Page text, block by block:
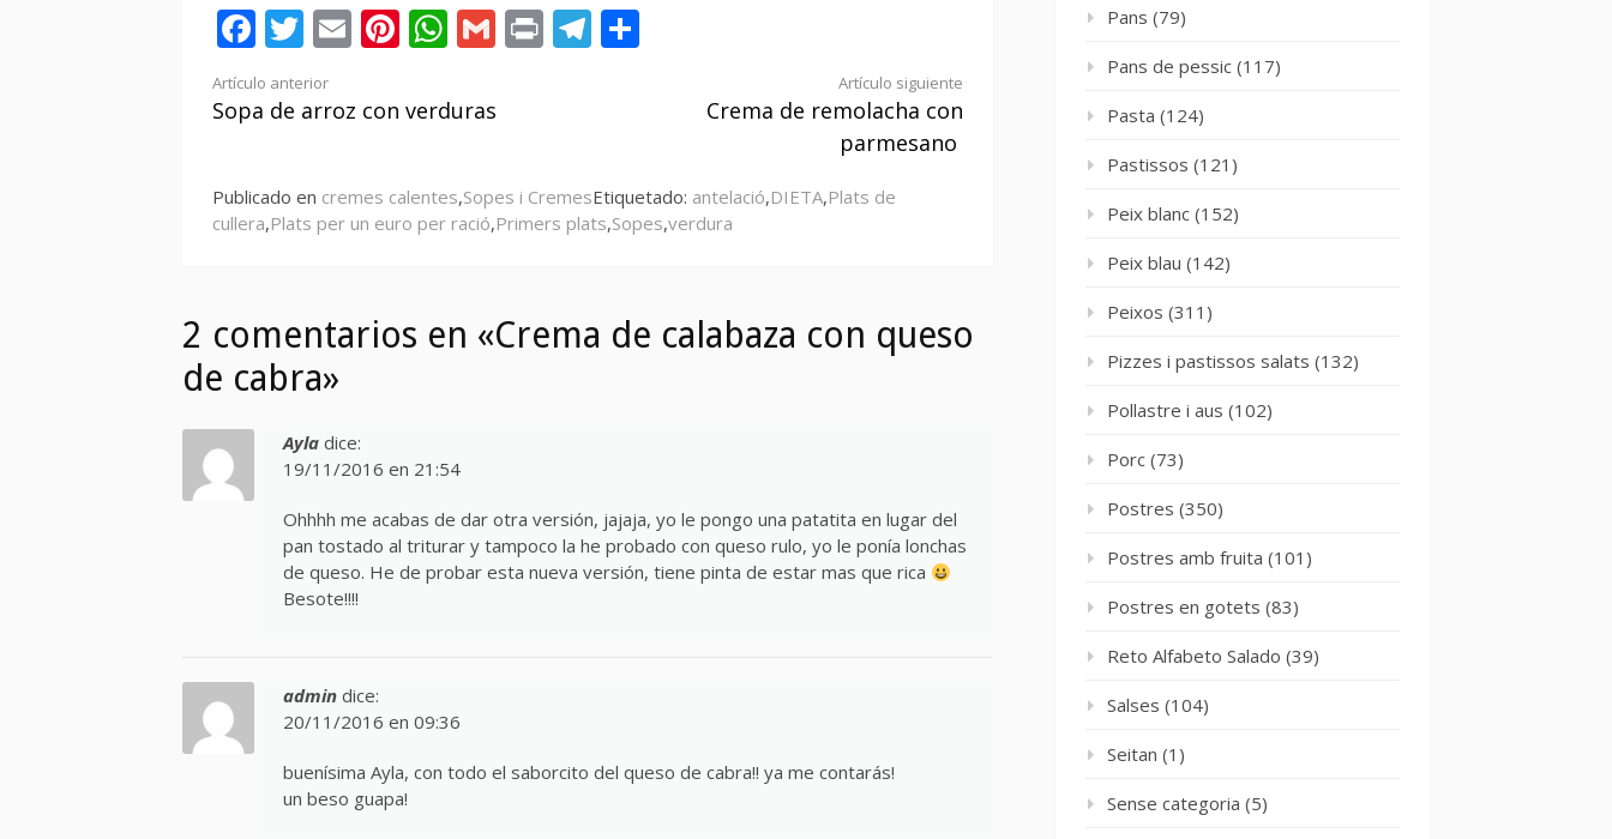
Facebook
Twitter
EmailPinterest
WhatsApp
GmailPrintTelegram
Seguir
leyendo
Artículo anterior
Sopa de arroz con verduras
Artículo siguiente
Crema de remolacha con
parmesano
Publicado en cremes calentes,Sopes i CremesEtiquetado: antelació,DIETA,Plats de
cullera,Plats per un euro per ració,Primers plats,Sopes,verdura
2 comentarios en «Crema de calabaza con queso
de cabra»
Ayla dice:
19/11/2016 en 21:54
Ohhhh me acabas de dar otra versión, jajaja, yo le pongo una patatita en lugar del
pan tostado al triturar y tampoco la he probado con queso rulo, yo le ponía lonchas
de queso. He de probar esta nueva versión, tiene pinta de estar mas que rica
Besote!!!!
admin dice:
20/11/2016 en 09:36
buenísima Ayla, con todo el saborcito del queso de cabra!! ya me contarás!
un beso guapa!
Pans (79)
Pans de pessic (117)
Pasta (124)
Pastissos (121)
Peix blanc (152)
Peix blau (142)
Peixos (311)
Pizzes i pastissos salats (132)
Pollastre i aus (102)
Porc (73)
Postres (350)
Postres amb fruita (101)
Postres en gotets (83)
Reto Alfabeto Salado (39)
Salses (104)
Seitan (1)
Sense categoria (5)